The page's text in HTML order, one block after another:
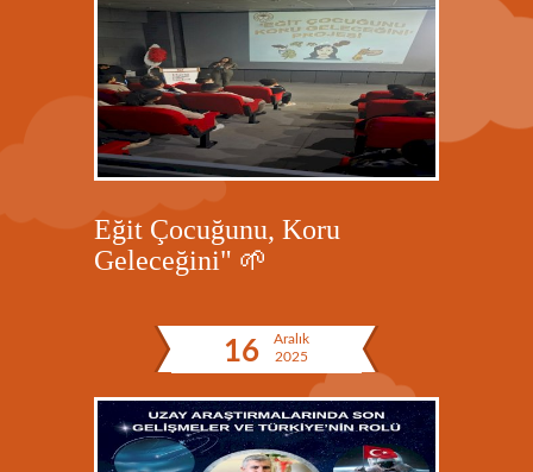
Eğit Çocuğunu, Koru
Geleceğini" 🌱
16
Aralık
2025